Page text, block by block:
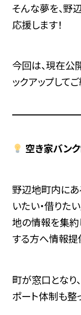
そんな夢を、野
応援します！
今回は、現在公
ックアップして
空き家バン
野辺地町内にあ
いたい・借りた
地の情報を集約
する方へ情報提
町が窓口となり
ポート体制も整